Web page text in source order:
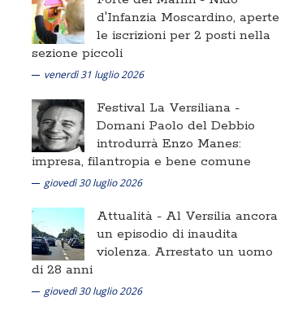
d'Infanzia Moscardino, aperte
le iscrizioni per 2 posti nella
sezione piccoli
venerdì 31 luglio 2026
Festival La Versiliana -
Domani Paolo del Debbio
introdurrà Enzo Manes:
impresa, filantropia e bene comune
giovedì 30 luglio 2026
Attualità - Al Versilia ancora
un episodio di inaudita
violenza. Arrestato un uomo
di 28 anni
giovedì 30 luglio 2026